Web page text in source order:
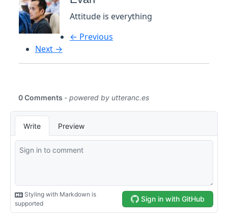
Attitude is everything
← Previous
Next →